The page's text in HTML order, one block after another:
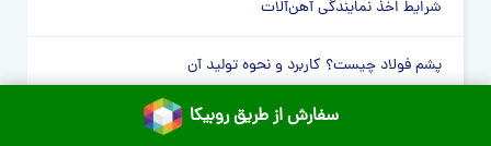
شرایط اخذ نمایندگی آهن‌آلات
پشم فولاد چیست؟ کاربرد و نحوه تولید آن
تیتانیوم چیست؟ کاربرد و ویژگی آن
سفارش از طریق روبیکا